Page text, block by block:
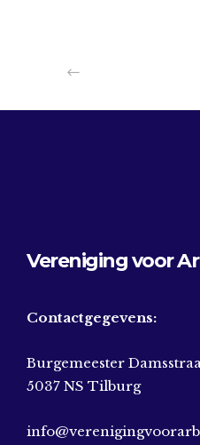
Vereniging voor
Contactgegevens:
Burgemeester
5037 NS Tilburg